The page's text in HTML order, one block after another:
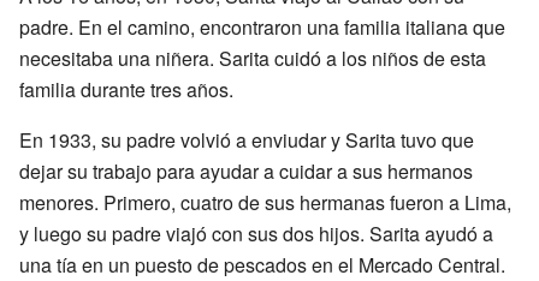
padre. En el camino, encontraron una familia italiana que
necesitaba una niñera. Sarita cuidó a los niños de esta
familia durante tres años.
En 1933, su padre volvió a enviudar y Sarita tuvo que
dejar su trabajo para ayudar a cuidar a sus hermanos
menores. Primero, cuatro de sus hermanas fueron a Lima,
y luego su padre viajó con sus dos hijos. Sarita ayudó a
una tía en un puesto de pescados en el Mercado Central.